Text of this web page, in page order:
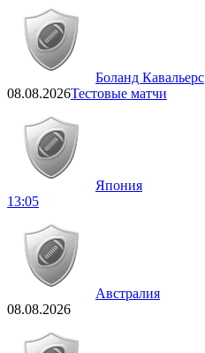
Боланд Кавальерс
08.08.2026Тестовые матчи
Япония
13:05
Австралия
08.08.2026